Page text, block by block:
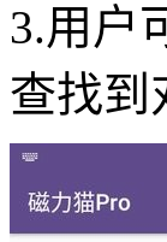
3.用户
查找到